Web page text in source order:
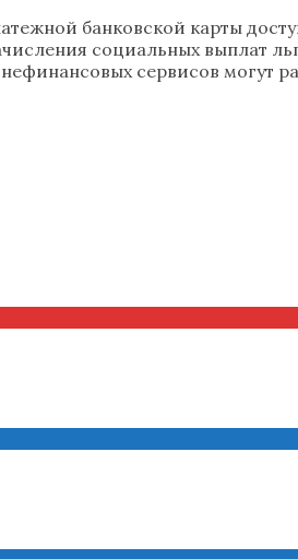
банковской карты
социальных выплат
сервисов могут